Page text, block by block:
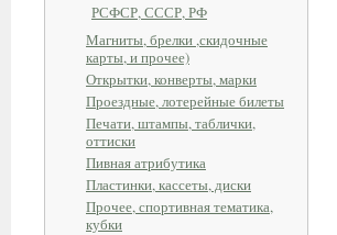
РСФСР, СССР, РФ
Магниты, брелки ,скидочные
карты, и прочее)
Открытки, конверты, марки
Проездные, лотерейные билеты
Печати, штампы, таблички,
оттиски
Пивная атрибутика
Пластинки, кассеты, диски
Прочее, спортивная тематика,
кубки